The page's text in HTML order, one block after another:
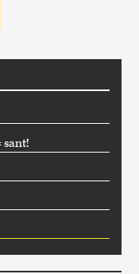
sant!